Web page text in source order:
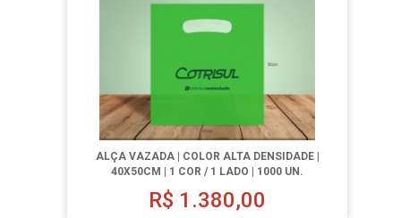
ALÇA VAZADA | COLOR ALTA DENSIDADE |
40X50CM | 1 COR / 1 LADO | 1000 UN.
R$ 1.380,00